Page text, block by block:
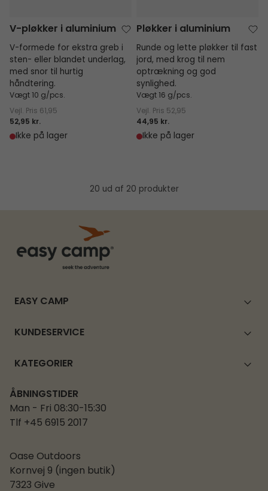
V-pløkker i aluminium
V-formede for ekstra greb i
sten- eller blandet underlag,
med snor til hurtig
håndtering.
Vægt 10 g/pcs.
Vejl. Pris 61,95
52,95 kr.
Ikke på lager
Pløkker i aluminium
Runde og lette pløkker til fast
jord, med krog til nem
optrækning og god
synlighed.
Vægt 16 g/pcs.
Vejl. Pris 52,95
44,95 kr.
Ikke på lager
20 ud af 20 produkter
EASY CAMP
KUNDESERVICE
KATEGORIER
ÅBNINGSTIDER
Man - Fri 08:30-15:30
Tlf +45 6915 2017
Oase Outdoors
Kornvej 9 (ingen butik)
7323 Give